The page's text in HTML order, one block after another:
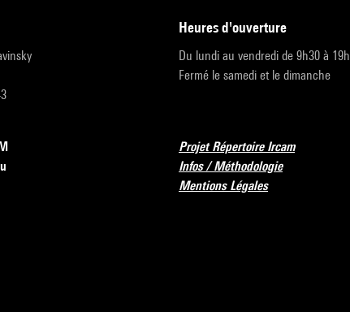
heures d'ouverture
Du lundi au vendredi de 9h30 à 19h
Fermé le samedi et le dimanche
Projet Répertoire Ircam
Infos / Méthodologie
Mentions Légales